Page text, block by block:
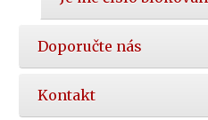
Doporučte nás
Kontakt